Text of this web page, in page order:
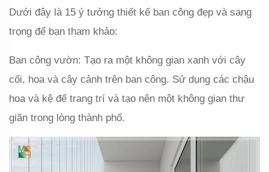
Dưới đây là 15 ý tưởng thiết kế ban công đẹp và sang
trọng để bạn tham khảo:
Ban công vườn: Tạo ra một không gian xanh với cây
cối, hoa và cây cảnh trên ban công. Sử dụng các chậu
hoa và kệ để trang trí và tạo nên một không gian thư
giãn trong lòng thành phố.